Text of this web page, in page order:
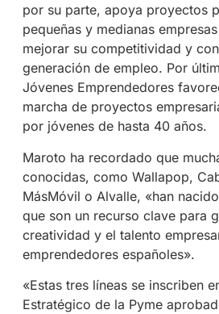
por su parte, apoya proyectos
pequeñas y medianas
mejorar su competitividad y
generación de empleo. Por
Jóvenes Emprendedores
marcha de proyectos
por jóvenes de hasta 40 años.
Maroto ha recordado que
conocidas, como Wallapop,
MásMóvil o Alvalle, «han
que son un recurso clave para
creatividad y el talento
emprendedores españoles».
«Estas tres líneas se inscriben
Estratégico de la Pyme